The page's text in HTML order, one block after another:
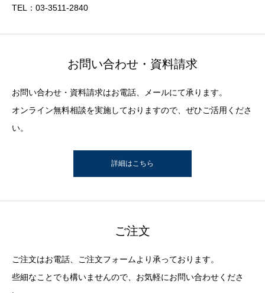
TEL：03-3511-2840
お問い合わせ・資料請求
お問い合わせ・資料請求はお電話、メールにて承ります。
オンライン無料相談を実施しておりますので、ぜひご活用くださ
い。
詳細はこちら
ご注文
ご注文はお電話、ご注文フォームより承っております。
些細なことでも構いませんので、お気軽にお問い合わせくださ